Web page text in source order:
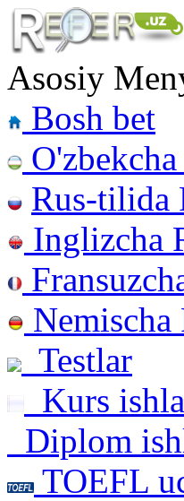
Asosiy
Bosh bet
Rus-tilida
Inglizcha
Nemischa
Testlar
Kurs
Diplom
TOEFL